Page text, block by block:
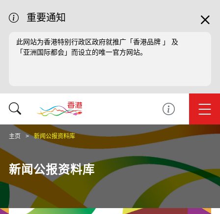
重要通知
此网站为香港特别行政区政府就推广「香港品牌 」 及
「亚洲国际都会」而设立的唯一官方网站。
主页 新闻公报资料库
新闻公报资料库